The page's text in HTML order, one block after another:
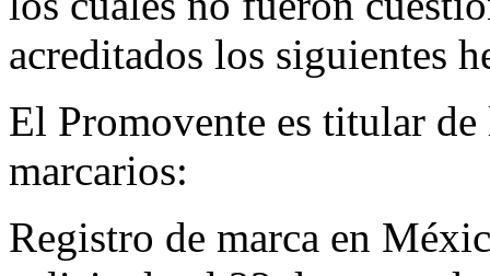
acreditados los siguientes
El Promovente es titular
marcarios:
Registro de marca en